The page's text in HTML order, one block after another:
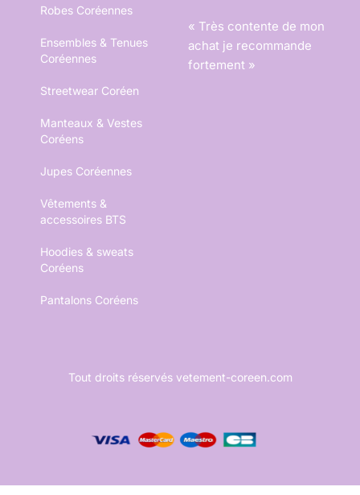
Robes Coréennes
Ensembles & Tenues
Coréennes
Streetwear Coréen
Manteaux & Vestes
Coréens
Jupes Coréennes
Vêtements &
accessoires BTS
Hoodies & sweats
Coréens
Pantalons Coréens
« Très contente de mon
achat je recommande
fortement »
Tout droits réservés vetement-coreen.com